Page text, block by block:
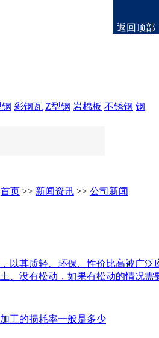
彩钢瓦 Z型钢 岩棉板 不锈钢 钢
首页 >> 新闻资讯>> 公司新闻
以其质轻、环保、性价比高被广
、没有松动，如果有松动的情况
返回顶部